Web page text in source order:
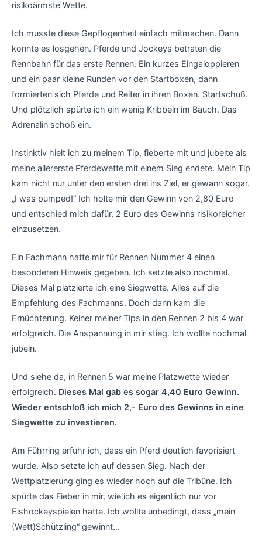
risikoärmste Wette.
Ich musste diese Gepflogenheit einfach mitmachen. Dann
konnte es losgehen. Pferde und Jockeys betraten die
Rennbahn für das erste Rennen. Ein kurzes Eingaloppieren
und ein paar kleine Runden vor den Startboxen, dann
formierten sich Pferde und Reiter in ihren Boxen. Startschuß.
Und plötzlich spürte ich ein wenig Kribbeln im Bauch. Das
Adrenalin schoß ein.
Instinktiv hielt ich zu meinem Tip, fieberte mit und jubelte als
meine allererste Pferdewette mit einem Sieg endete. Mein Tip
kam nicht nur unter den ersten drei ins Ziel, er gewann sogar.
„I was pumped!“ Ich holte mir den Gewinn von 2,80 Euro
und entschied mich dafür, 2 Euro des Gewinns risikoreicher
einzusetzen.
Ein Fachmann hatte mir für Rennen Nummer 4 einen
besonderen Hinweis gegeben. Ich setzte also nochmal.
Dieses Mal platzierte ich eine Siegwette. Alles auf die
Empfehlung des Fachmanns. Doch dann kam die
Ernüchterung. Keiner meiner Tips in den Rennen 2 bis 4 war
erfolgreich. Die Anspannung in mir stieg. Ich wollte nochmal
jubeln.
Und siehe da, in Rennen 5 war meine Platzwette wieder
erfolgreich. Dieses Mal gab es sogar 4,40 Euro Gewinn.
Wieder entschloß ich mich 2,- Euro des Gewinns in eine
Siegwette zu investieren.
Am Führring erfuhr ich, dass ein Pferd deutlich favorisiert
wurde. Also setzte ich auf dessen Sieg. Nach der
Wettplatzierung ging es wieder hoch auf die Tribüne. Ich
spürte das Fieber in mir, wie ich es eigentlich nur vor
Eishockeyspielen hatte. Ich wollte unbedingt, dass „mein
(Wett)Schützling“ gewinnt…